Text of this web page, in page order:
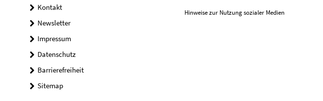
Kontakt
Newsletter
Impressum
Datenschutz
Barrierefreiheit
Sitemap
Hinweise zur Nutzung sozialer Medien